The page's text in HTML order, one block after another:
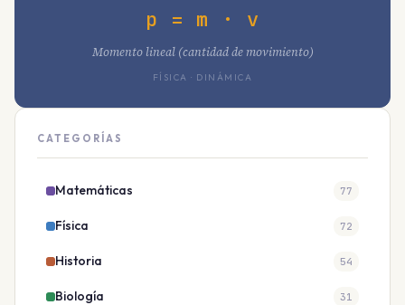
p = m · v
Momento lineal (cantidad de movimiento)
FÍSICA · DINÁMICA
CATEGORÍAS
Matemáticas 77
Física 72
Historia 54
Biología 31